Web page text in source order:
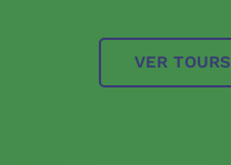
VER TOURS